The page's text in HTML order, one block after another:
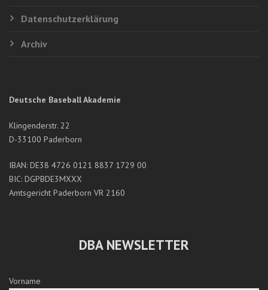
Datenschutzerklärung
Archiv
Deutsche Baseball Akademie
Klingenderstr. 22
D-33100 Paderborn
IBAN: DE38 4726 0121 8837 1729 00
BIC: DGPBDE3MXXX
Amtsgericht Paderborn VR 2160
DBA NEWSLETTER
Vorname